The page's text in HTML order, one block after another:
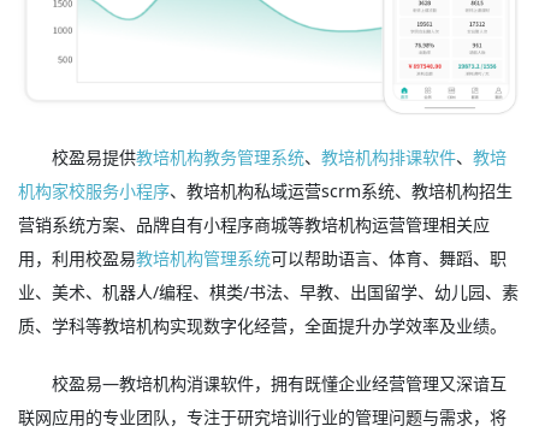
校盈易提供教培机构教务管理系统、教培机构排课软件、教培
机构家校服务小程序、教培机构私域运营scrm系统、教培机构招生
营销系统方案、品牌自有小程序商城等教培机构运营管理相关应
用，利用校盈易教培机构管理系统可以帮助语言、体育、舞蹈、职
业、美术、机器人/编程、棋类/书法、早教、出国留学、幼儿园、素
质、学科等教培机构实现数字化经营，全面提升办学效率及业绩。
校盈易—教培机构消课软件，拥有既懂企业经营管理又深谙互
联网应用的专业团队，专注于研究培训行业的管理问题与需求，将